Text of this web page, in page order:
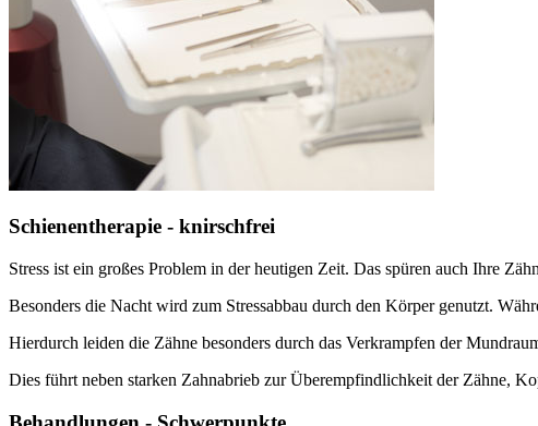
Schienentherapie - knirschfrei
Stress ist ein großes Problem in der heutigen Zeit. Das spüren auch Ihre
Besonders die Nacht wird zum Stressabbau durch den Körper genutzt.
Hierdurch leiden die Zähne besonders durch das Verkrampfen der
Dies führt neben starken Zahnabrieb zur Überempfindlichkeit der Zähne,